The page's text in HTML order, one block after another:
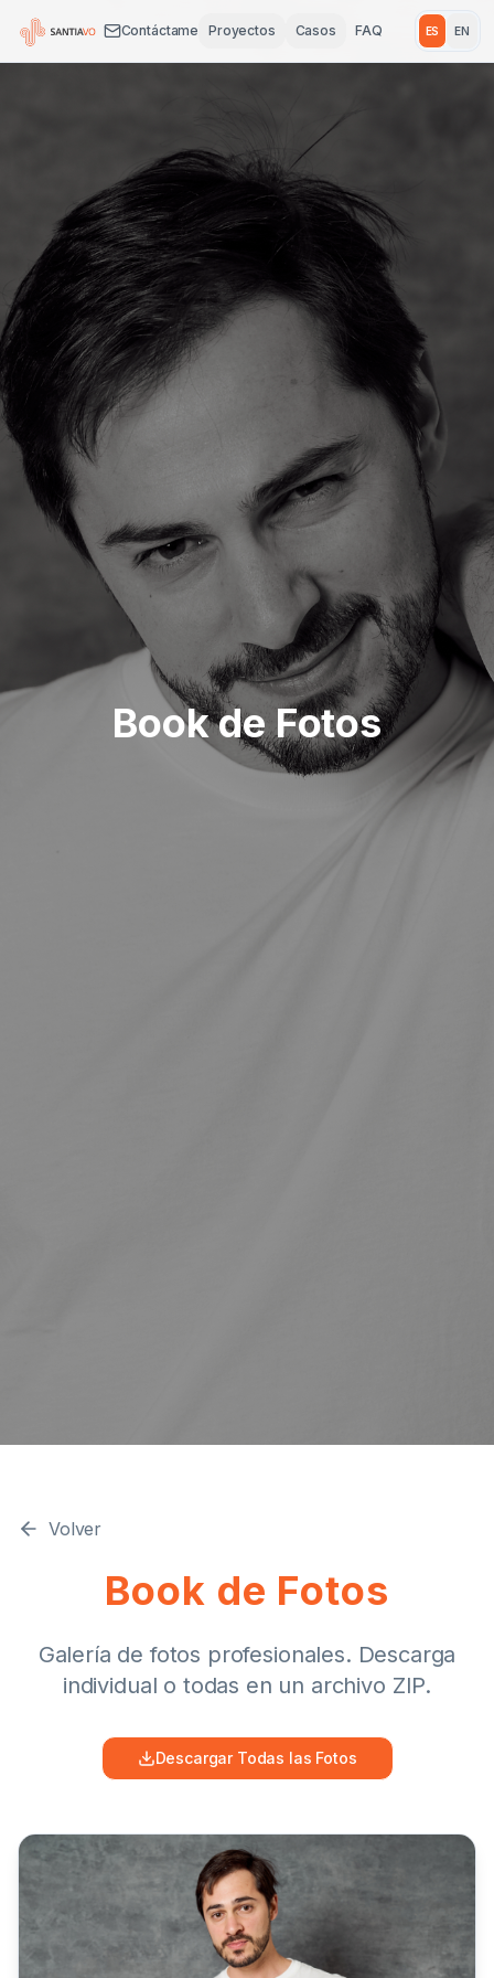
Contáctame Proyectos Casos FAQ ES EN
Book de Fotos
Volver
Book de Fotos
Galería de fotos profesionales. Descarga
individual o todas en un archivo ZIP.
Descargar Todas las Fotos